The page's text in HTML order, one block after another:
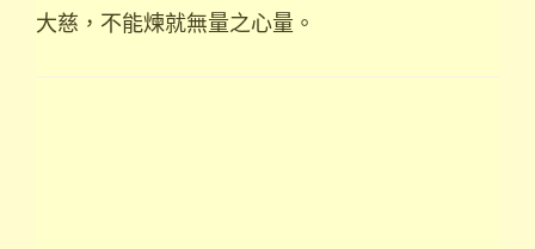
大慈，不能煉就無量之心量。